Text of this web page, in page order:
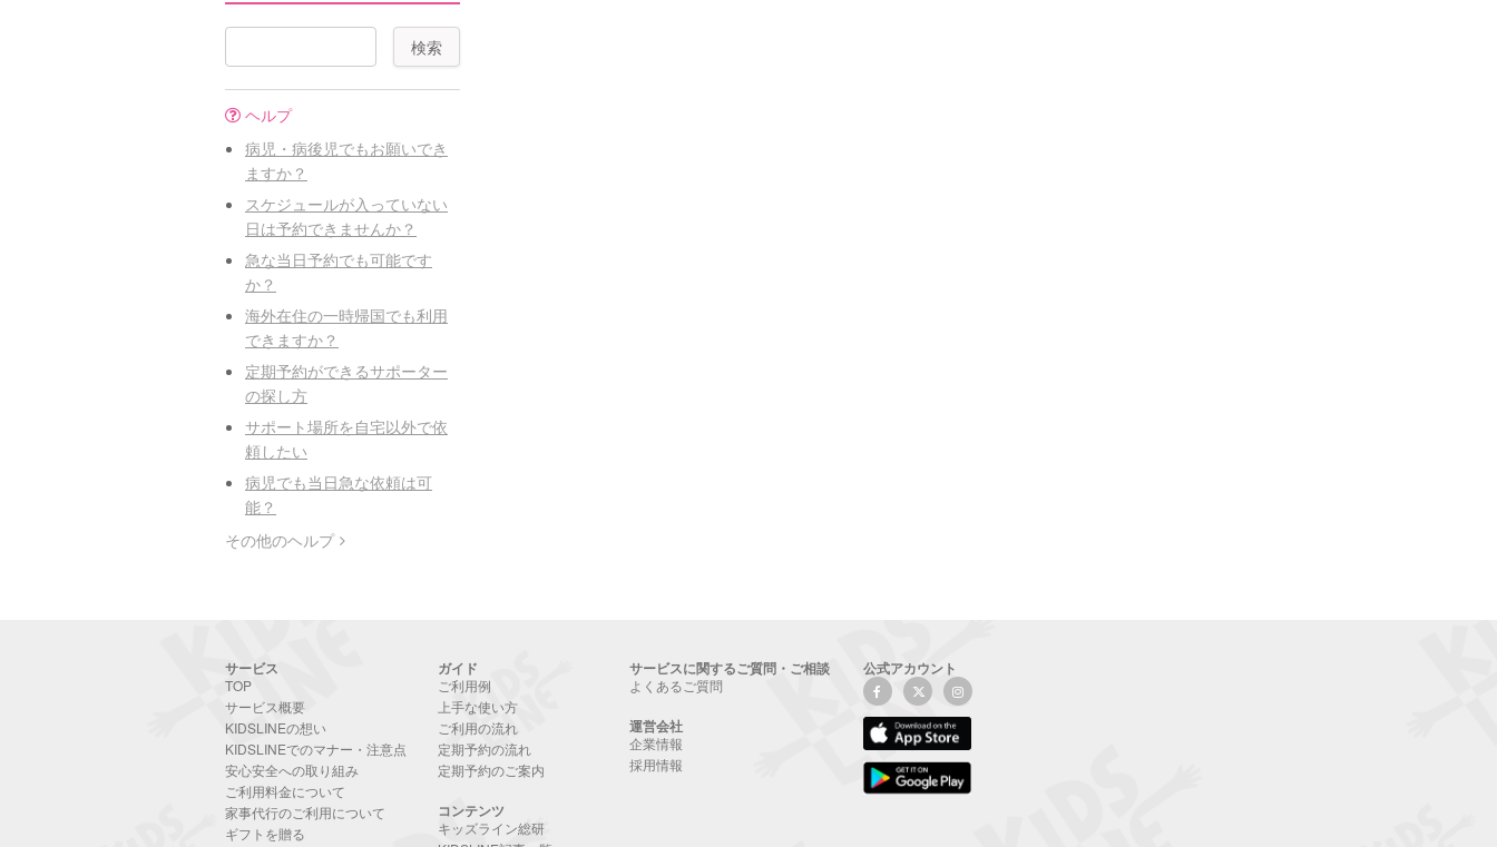
ヘルプ
病児・病後児でもお願いでき
ますか？
スケジュールが入っていない
日は予約できませんか？
急な当日予約でも可能です
か？
海外在住の一時帰国でも利用
できますか？
定期予約ができるサポーター
の探し方
サポート場所を自宅以外で依
頼したい
病児でも当日急な依頼は可
能？
その他のヘルプ
サービス
TOP
サービス概要
KIDSLINEの想い
KIDSLINEでのマナー・注意点
安心安全への取り組み
ご利用料金について
家事代行のご利用について
ギフトを贈る
ガイド
ご利用例
上手な使い方
ご利用の流れ
定期予約の流れ
定期予約のご案内
コンテンツ
キッズライン総研
サービスに関するご質問・ご相談
よくあるご質問
運営会社
企業情報
採用情報
公式アカウント